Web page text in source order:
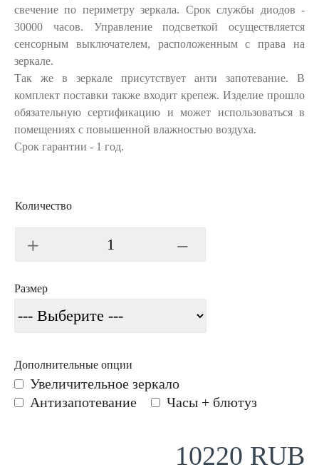
свечение по периметру зеркала. Срок службы диодов -
30000 часов. Управление подсветкой осуществляется
сенсорным выключателем, расположенным с права на
зеркале.
Так же в зеркале присутствует анти запотевание. В
комплект поставки также входит крепеж. Изделие прошло
обязательную сертификацию и может использоваться в
помещениях с повышенной влажностью воздуха.
Срок гарантии - 1 год.
10220 RUB
Размер
Дополнительные опции
Увеличительное зеркало
Антизапотевание
Часы + блютуз
Количество